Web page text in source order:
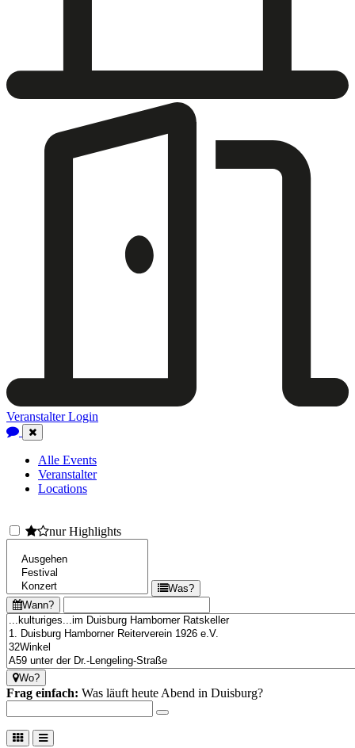
Veranstalter Login
Close
Navigation
Alle Events
Veranstalter
Locations
nur Highlights
Was?
Wann?
Wo?
Frag einfach: Was läuft heute Abend in Duisburg?